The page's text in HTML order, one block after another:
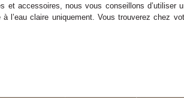
et accessoires, nous vous conseillons d’utiliser
à l’eau claire uniquement. Vous trouverez chez